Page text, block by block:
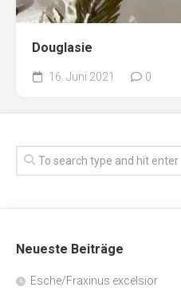
Douglasie
16. Juni 2021 0
Neueste Beiträge
Esche/Fraxinus excelsior